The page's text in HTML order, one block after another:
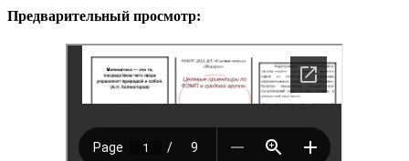
Предварительный просмотр: